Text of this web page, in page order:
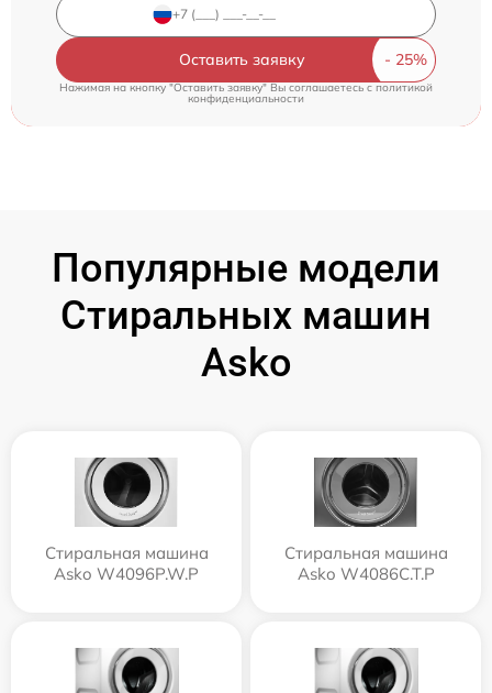
Оставить заявку
Нажимая на кнопку "Оставить заявку" Вы соглашаетесь cполитикой
конфиденциальности
Популярные модели
Стиральных машин
Asko
Стиральная машина
Asko W4096P.W.P
Стиральная машина
Asko W4086C.T.P